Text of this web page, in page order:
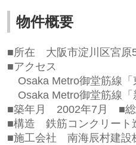
物件概要
■所在 大阪市淀川区宮原
■アクセス
Osaka Metro御堂筋線「
Osaka Metro御堂筋線
■築年月 2002年7月 ■
■構造 鉄筋コンクリート
■施工会社 南海辰村建設